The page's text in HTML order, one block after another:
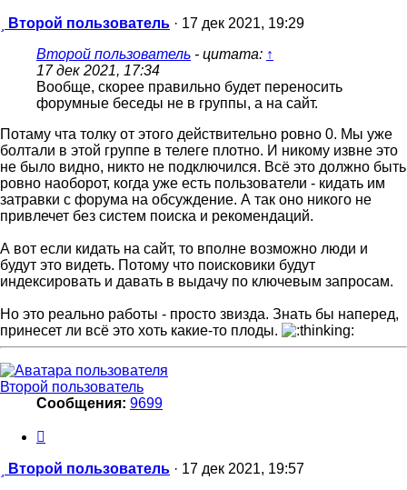
Сообщение
Второй пользователь · 17 дек 2021, 19:29
Второй пользователь - цитата: ↑
17 дек 2021, 17:34
Вообще, скорее правильно будет переносить
форумные беседы не в группы, а на сайт.
Потаму чта толку от этого действительно ровно 0. Мы уже
болтали в этой группе в телеге плотно. И никому извне это
не было видно, никто не подключился. Всё это должно быть
ровно наоборот, когда уже есть пользователи - кидать им
затравки с форума на обсуждение. А так оно никого не
привлечет без систем поиска и рекомендаций.
А вот если кидать на сайт, то вполне возможно люди и
будут это видеть. Потому что поисковики будут
индексировать и давать в выдачу по ключевым запросам.
Но это реально работы - просто звизда. Знать бы наперед,
принесет ли всё это хоть какие-то плоды.
Второй пользователь
Сообщения: 9699
Сообщение
Второй пользователь · 17 дек 2021, 19:57